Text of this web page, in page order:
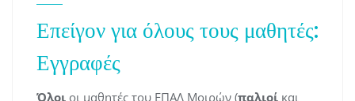
Επείγον για όλους τους μαθητές:
Εγγραφές
Όλοι οι μαθητές του ΕΠΑΛ Μοιρών (παλιοί και